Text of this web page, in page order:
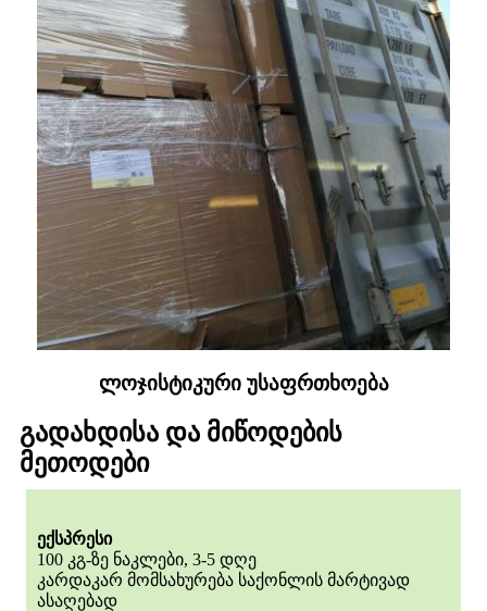
ლოჯისტიკური უსაფრთხოება
გადახდისა და მიწოდების
მეთოდები
ექსპრესი
100 კგ-ზე ნაკლები, 3-5 დღე
კარდაკარ მომსახურება საქონლის მარტივად
ასაღებად